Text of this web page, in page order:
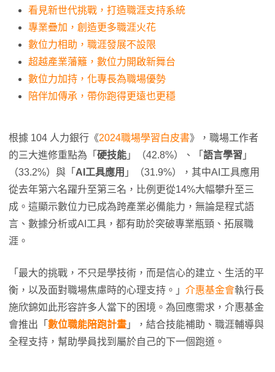
看見新世代挑戰，打造職涯支持系統
專業疊加，創造更多職涯火花
數位力相助，職涯發展不設限
超越產業藩籬，數位力開啟新舞台
數位力加持，化專長為職場優勢
陪伴加傳承，帶你跑得更遠也更穩
根據 104 人力銀行《2024職場學習白皮書》，職場工作者
的三大進修重點為「 硬技能 」（42.8%）、「 語言學習 」
（33.2%）與「 AI工具應用 」（31.9%），其中AI工具應用
從去年第六名躍升至第三名，比例更從14%大幅攀升至三
成。這顯示數位力已成為跨產業必備能力，無論是程式語
言、數據分析或AI工具，都有助於突破專業瓶頸、拓展職
涯。
「最大的挑戰，不只是學技術，而是信心的建立、生活的平
衡，以及面對職場焦慮時的心理支持。」 介惠基金會執行長
施欣錦如此形容許多人當下的困境。為回應需求，介惠基金
會推出「 數位職能陪跑計畫 」，結合技能補助、職涯輔導與
全程支持，幫助學員找到屬於自己的下一個跑道。